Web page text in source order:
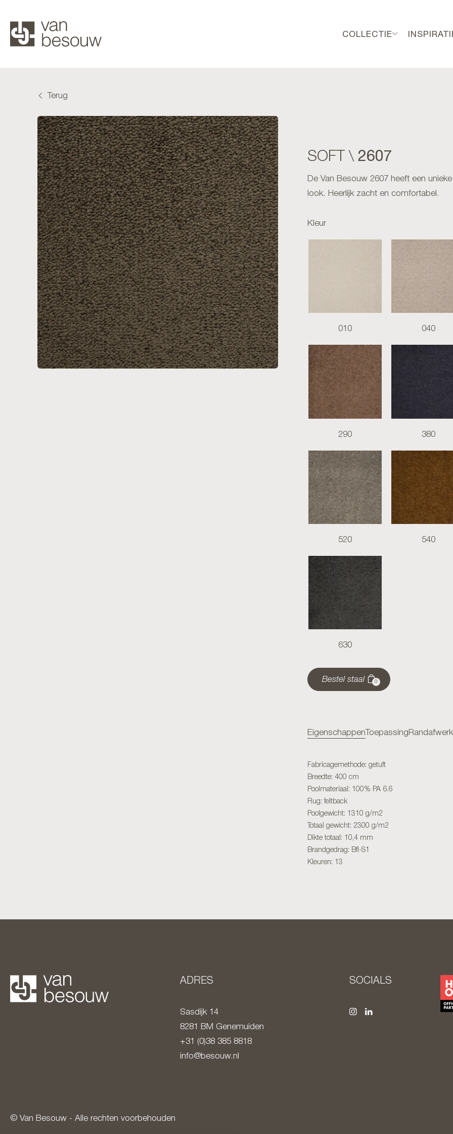
COLLECTIE
Terug
SOFT \ 2607
De Van Besouw 2607 heeft een
look. Heerlijk zacht en comfortabel.
Kleur
010 040
290 380
520 540
630
Bestel staal 0
Eigenschappen Toepassing
Fabricagemethode: getuft
Breedte: 400 cm
Poolmateriaal: 100% PA 6.6
Rug: feltback
Poolgewicht: 1310 g/m2
Totaal gewicht: 2300 g/m2
Dikte totaal: 10,4 mm
Brandgedrag: Bfl-S1
Kleuren: 13
ADRES
Sasdijk 14
8281 BM Genemuiden
+31 (0)38 385 8818
info@besouw.nl
SOCIALS
© Van Besouw - Alle rechten voorbehouden